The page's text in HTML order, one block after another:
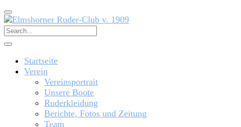
Startseite
Verein
Vereinsportrait
Unsere Boote
Ruderkleidung
Berichte, Fotos und Zeitung
Team